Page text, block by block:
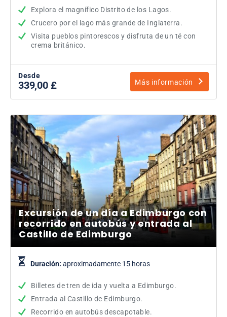
Explora el magnífico Distrito de los Lagos.
Crucero por el lago más grande de Inglaterra.
Visita pueblos pintorescos y disfruta de un té con
crema británico.
Desde
339,00 £ Más información
Excursión de un día a Edimburgo con
recorrido en autobús y entrada al
Castillo de Edimburgo
Duración: aproximadamente 15 horas
Billetes de tren de ida y vuelta a Edimburgo.
Entrada al Castillo de Edimburgo.
Recorrido en autobús descapotable.